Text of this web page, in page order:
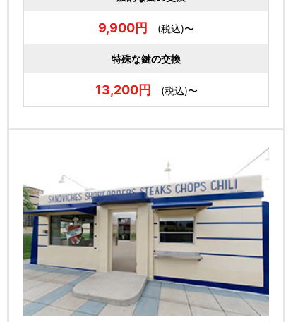
9,900円 (税込)〜
特殊な鍵の交換
13,200円 (税込)〜